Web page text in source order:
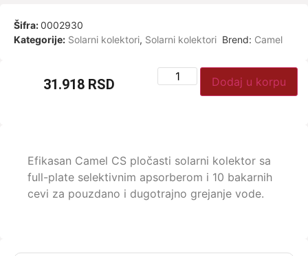
Šifra:0002930
Kategorije: Solarni kolektori, Solarni kolektori Brend: Camel
31.918 RSD Dodaj u korpu
Efikasan Camel CS pločasti solarni kolektor sa
full-plate selektivnim apsorberom i 10 bakarnih
cevi za pouzdano i dugotrajno grejanje vode.